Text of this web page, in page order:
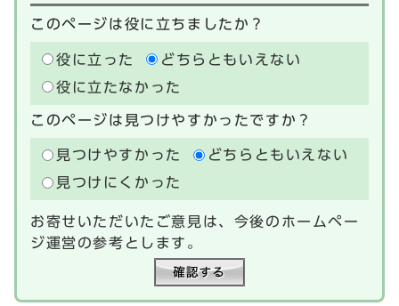
このページは役に立ちましたか？
役に立った
どちらともいえない
役に立たなかった
このページは見つけやすかったですか？
見つけやすかった
どちらともいえない
見つけにくかった
お寄せいただいたご意見は、今後のホームペー
ジ運営の参考とします。